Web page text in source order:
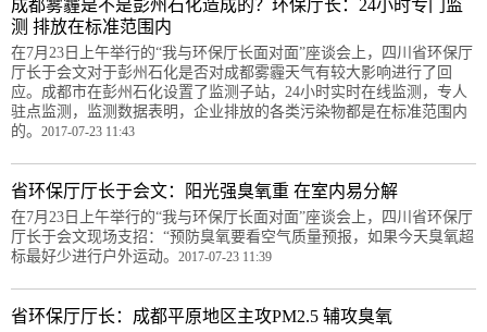
成都雾霾是不是彭州石化造成的？环保厅长：24小时专门监
测 排放在标准范围内
在7月23日上午举行的“我与环保厅长面对面”座谈会上，四川省环保厅
厅长于会文对于彭州石化是否对成都雾霾天气有较大影响进行了回
应。成都市在彭州石化设置了监测子站，24小时实时在线监测，专人
驻点监测，监测数据表明，企业排放的各类污染物都是在标准范围内
的。 2017-07-23 11:43
省环保厅厅长于会文：阳光强臭氧重 在室内易分解
在7月23日上午举行的“我与环保厅长面对面”座谈会上，四川省环保厅
厅长于会文现场支招：“预防臭氧要看空气质量预报，如果今天臭氧超
标最好少进行户外运动。 2017-07-23 11:39
省环保厅厅长：成都平原地区主攻PM2.5 辅攻臭氧